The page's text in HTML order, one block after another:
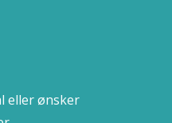
eller ønsker